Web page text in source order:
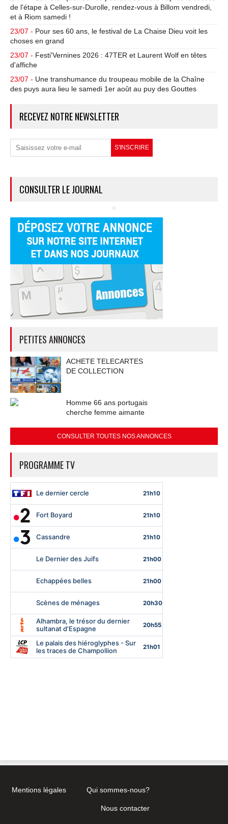
de l'étape à Celles-sur-Durolle, rendez-vous à Billom vendredi,
et à Riom samedi !
23/07 - Pour ses 60 ans, le festival de La Chaise Dieu voit les
choses en grand
23/07 - Festi'Vernines 2026 : 47TER et Laurent Wolf en têtes
d'affiche
23/07 - Une transhumance du troupeau mobile de la Chaîne
des puys aura lieu le samedi 1er août au puy des Gouttes
RECEVEZ NOTRE NEWSLETTER
CONSULTER LE JOURNAL
PETITES ANNONCES
ACHETE TELECARTES
DE COLLECTION
Homme 66 ans portugais
cherche femme aimante
CONSULTER TOUTES NOS ANNONCES
PROGRAMME TV
Mentions légales Qui sommes-nous?
Nous contacter